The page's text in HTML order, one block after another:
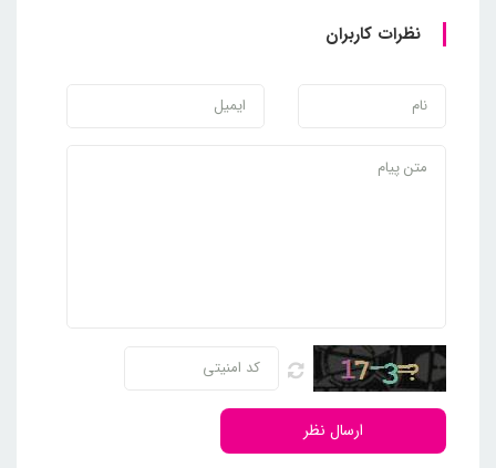
نظرات کاربران
ارسال نظر